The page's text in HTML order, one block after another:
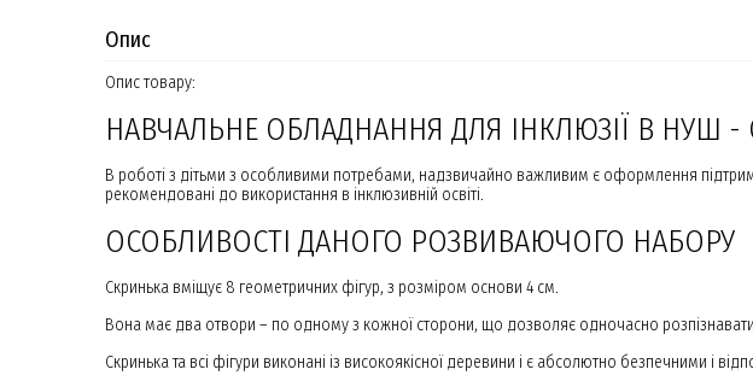
Опис
Опис товару:
НАВЧАЛЬНЕ ОБЛАДНАННЯ ДЛЯ ІНКЛЮЗІЇ В НУШ -
В роботі з дітьми з особливими потребами, надзвичайно важливим є оформлення
рекомендовані до використання в інклюзивній освіті.
ОСОБЛИВОСТІ ДАНОГО РОЗВИВАЮЧОГО НАБОРУ
Скринька вміщує 8 геометричних фігур, з розміром основи 4 см.
Вона має два отвори – по одному з кожної сторони, що дозволяє одночасно розпізнавати
Скринька та всі фігури виконані із високоякісної деревини і є абсолютно безпечними і